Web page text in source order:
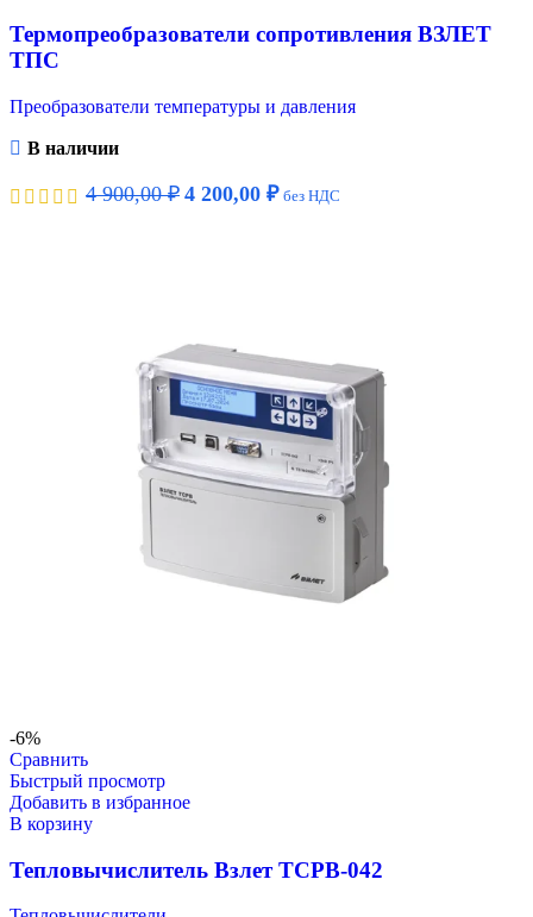
Термопреобразователи сопротивления ВЗЛЕТ
ТПС
Преобразователи температуры и давления
В наличии
4 900,00₽ 4 200,00 ₽ без НДС
-6%
Сравнить
Быстрый просмотр
Добавить в избранное
В корзину
Тепловычислитель Взлет ТСРВ-042